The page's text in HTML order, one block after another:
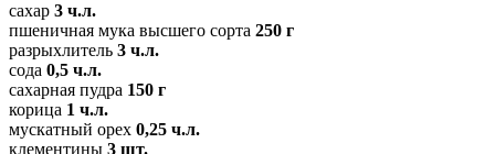
сахар 3 ч.л.
пшеничная мука высшего сорта 250 г
разрыхлитель 3 ч.л.
сода 0,5 ч.л.
сахарная пудра 150 г
корица 1 ч.л.
мускатный орех 0,25 ч.л.
клементины 3 шт.